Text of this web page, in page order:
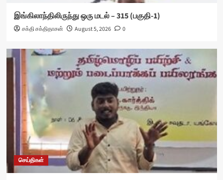
இங்கிலாந்திலிருந்து ஒரு மடல் – 315 (பகுதி-1)
சக்தி சக்திதாசன் August 5, 2026 0
செய்திகள்